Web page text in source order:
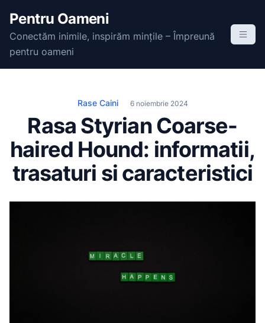
t
Pentru Oameni
Conectăm inimile, inspirăm mințile – Împreună
pentru oameni
Rase Caini 6 noiembrie 2024
Rasa Styrian Coarse-
haired Hound: informatii,
trasaturi si caracteristici